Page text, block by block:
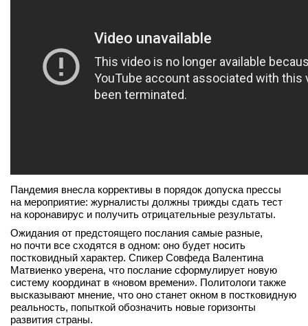
Пандемия внесла коррективы в порядок допуска прессы
на мероприятие: журналисты должны трижды сдать тест
на коронавирус и получить отрицательные результаты.
Ожидания от предстоящего послания самые разные,
но почти все сходятся в одном: оно будет носить
постковидный характер. Спикер Совфеда Валентина
Матвиенко уверена, что послание сформулирует новую
систему координат в «новом времени». Политологи также
высказывают мнение, что оно станет окном в постковидную
реальность, попыткой обозначить новые горизонты
развития страны.